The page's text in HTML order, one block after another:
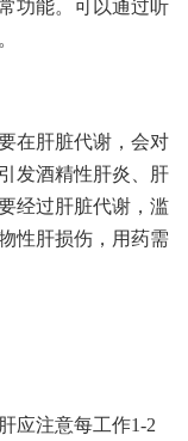
功能。可以通过听
在肝脏代谢，会对
发酒精性肝炎、肝
经过肝脏代谢，滥
性肝损伤，用药需
应注意每工作1-2